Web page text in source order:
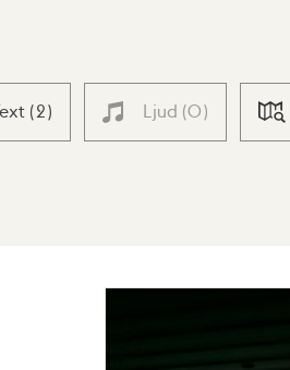
(2) Ljud (0)